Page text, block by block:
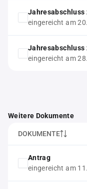
Jahresabschluss
eingereicht am
Jahresabschluss
eingereicht am
Weitere Dokumente
DOKUMENTE
Antrag
eingereicht am